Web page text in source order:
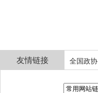
友情链接 全国政协